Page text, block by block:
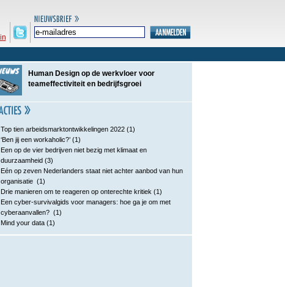
Human Design op de werkvloer voor
teameffectiviteit en bedrijfsgroei
Top tien arbeidsmarktontwikkelingen 2022 (1)
‘Ben jij een workaholic?’ (1)
Een op de vier bedrijven niet bezig met klimaat en
duurzaamheid (3)
Eén op zeven Nederlanders staat niet achter aanbod van hun
organisatie (1)
Drie manieren om te reageren op onterechte kritiek (1)
Een cyber-survivalgids voor managers: hoe ga je om met
cyberaanvallen? (1)
Mind your data (1)